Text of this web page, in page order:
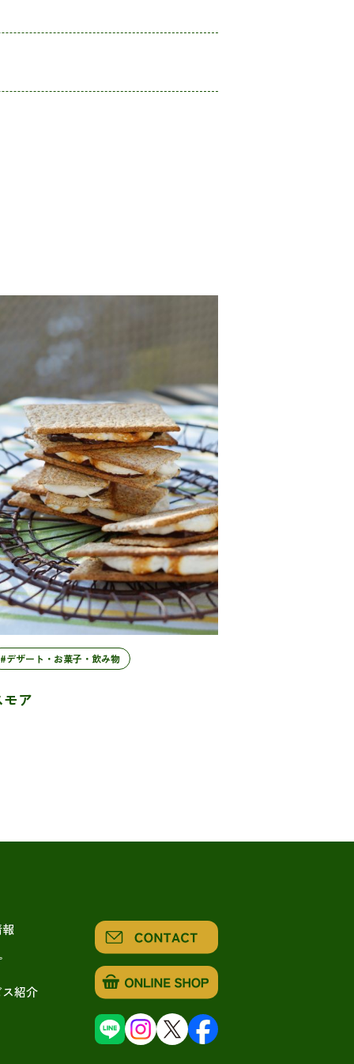
#デザート・お菓子・飲み物
ア
紹介